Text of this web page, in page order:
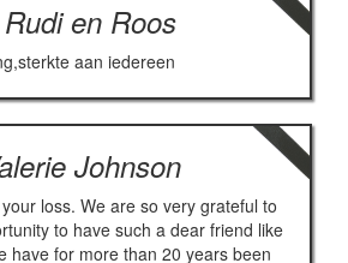
en Roos
aan iedereen
Johnson
loss. We are so very grateful to
to have such a dear friend like
have for more than 20 years been